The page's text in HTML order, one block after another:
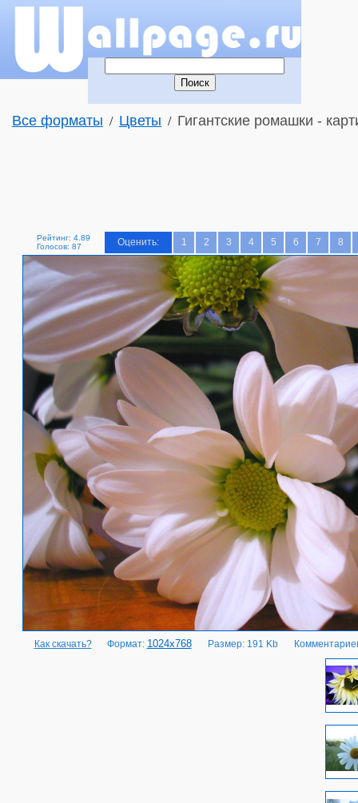
Все форматы / Цветы / Гигантские ромашки -
Рейтинг: 4.89
Голосов: 87
Оценить: 1 2 3 4 5 6 7 8
Как скачать? Формат: 1024x768 Размер: 191 Kb